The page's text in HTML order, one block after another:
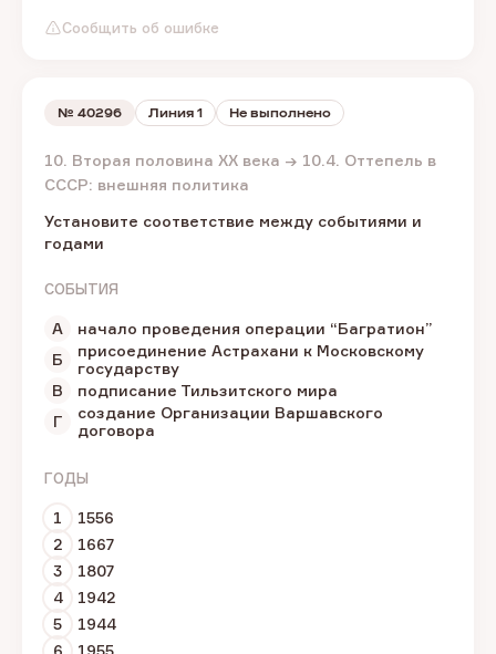
Сообщить об ошибке
№ 40296 Линия 1 Не выполнено
10. Вторая половина XX века → 10.4. Оттепель в
СССР: внешняя политика
Установите соответствие между событиями и
годами
СОБЫТИЯ
А
начало проведения операции “Багратион”
Б
присоединение Астрахани к Московскому
государству
В
подписание Тильзитского мира
Г
создание Организации Варшавского
договора
ГОДЫ
1
1556
2
1667
3
1807
4
1942
5
1944
6
1955